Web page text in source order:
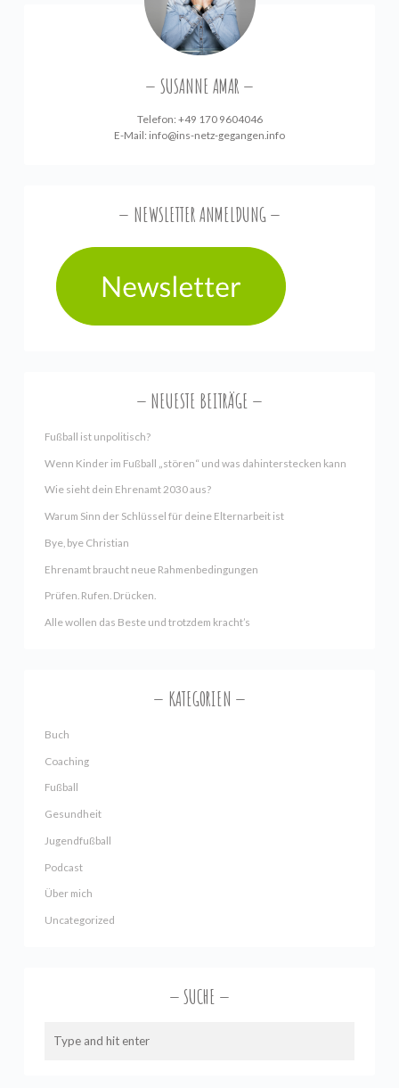
SUSANNE AMAR
Telefon: +49 170 9604046
E-Mail: info@ins-netz-gegangen.info
NEWSLETTER ANMELDUNG
NEUESTE BEITRÄGE
Fußball ist unpolitisch?
Wenn Kinder im Fußball „stören“ und was dahinterstecken kann
Wie sieht dein Ehrenamt 2030 aus?
Warum Sinn der Schlüssel für deine Elternarbeit ist
Bye, bye Christian
Ehrenamt braucht neue Rahmenbedingungen
Prüfen. Rufen. Drücken.
Alle wollen das Beste und trotzdem kracht’s
KATEGORIEN
Buch
Coaching
Fußball
Gesundheit
Jugendfußball
Podcast
Über mich
Uncategorized
SUCHE